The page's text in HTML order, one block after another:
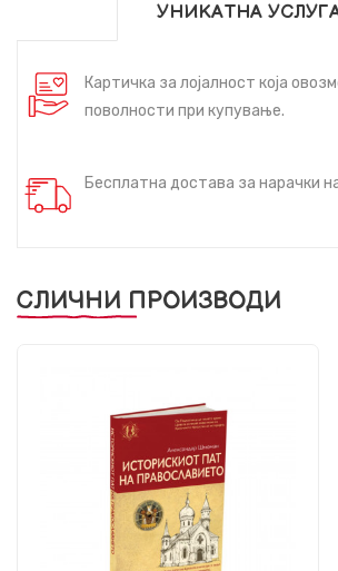
УНИКАТНА
Картичка за лојалност која
поволности при купување.
Бесплатна достава за нарачки
СЛИЧНИ ПРОИЗВОДИ